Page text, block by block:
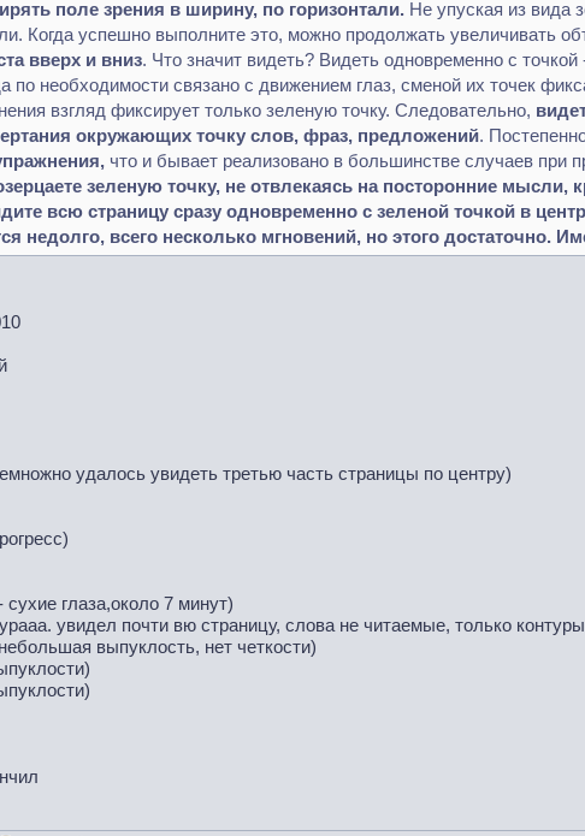
поле зрения в ширину, по горизонтали. Не упуская из вида
Когда успешно выполните это, можно продолжать увеличивать
вверх и вниз. Что значит видеть? Видеть одновременно с
по необходимости связано с движением глаз, сменой их точек
взгляд фиксирует только зеленую точку. Следовательно,
окружающих точку слов, фраз, предложений.
что и бывает реализовано в большинстве случаев при
зеленую точку, не отвлекаясь на посторонние
всю страницу сразу одновременно с зеленой точкой в
недолго, всего несколько мгновений, но этого достаточно.
удалось увидеть третью часть страницы по центру)
сухие глаза,около 7 минут)
увидел почти вю страницу, слова не читаемые, только
выпуклость, нет четкости)